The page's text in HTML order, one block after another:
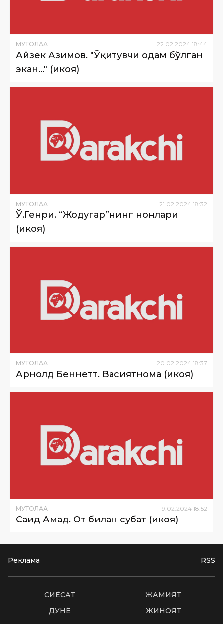
МУТОЛАА 22.02.2024 18:44
Айзек Азимов. "Ўқитувчи одам бўлган
экан…" (ҳикоя)
МУТОЛАА 21 02 2024 18:32
Ў.Генри. “Жодугар”нинг нонлари
(ҳикоя)
МУТОЛАА 20 02 2024 18:37
Арнолд Беннетт. Васиятнома (ҳикоя)
МУТОЛАА 19 02 2024 18:52
Саид Аҳмад. От билан суҳбат (ҳикоя)
Реклама RSS
СИËСАТ
ЖАМИЯТ
ДУНË
ЖИНОЯТ